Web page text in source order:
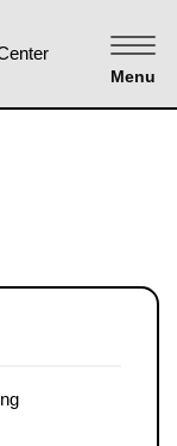
Menu